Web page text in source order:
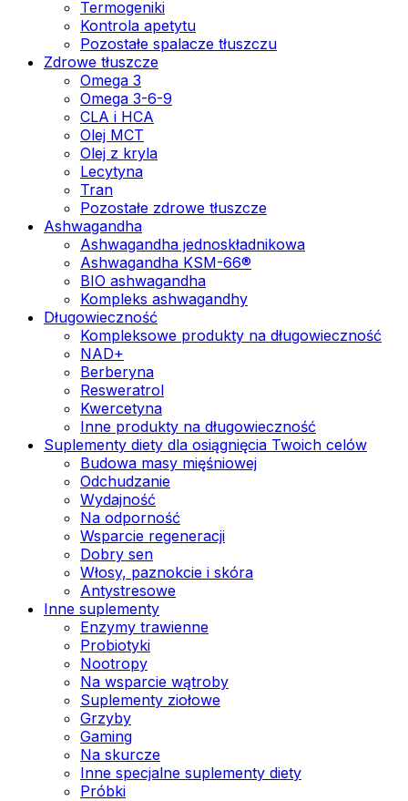
Termogeniki
Kontrola apetytu
Pozostałe spalacze tłuszczu
Zdrowe tłuszcze
Omega 3
Omega 3-6-9
CLA i HCA
Olej MCT
Olej z kryla
Lecytyna
Tran
Pozostałe zdrowe tłuszcze
Ashwagandha
Ashwagandha jednoskładnikowa
Ashwagandha KSM-66®
BIO ashwagandha
Kompleks ashwagandhy
Długowieczność
Kompleksowe produkty na długowieczność
NAD+
Berberyna
Resweratrol
Kwercetyna
Inne produkty na długowieczność
Suplementy diety dla osiągnięcia Twoich celów
Budowa masy mięśniowej
Odchudzanie
Wydajność
Na odporność
Wsparcie regeneracji
Dobry sen
Włosy, paznokcie i skóra
Antystresowe
Inne suplementy
Enzymy trawienne
Probiotyki
Nootropy
Na wsparcie wątroby
Suplementy ziołowe
Grzyby
Gaming
Na skurcze
Inne specjalne suplementy diety
Próbki